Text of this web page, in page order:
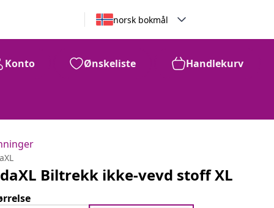
norsk bokmål
Konto Ønskeliste Handlekurv
Biltrekk ikke-vevd stoff XL